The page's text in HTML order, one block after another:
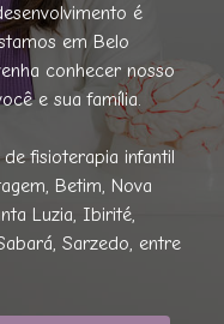
é
em Belo
conhecer nosso
e sua família.
fisioterapia infantil
Betim, Nova
Luzia, Ibirité,
Sarzedo, entre